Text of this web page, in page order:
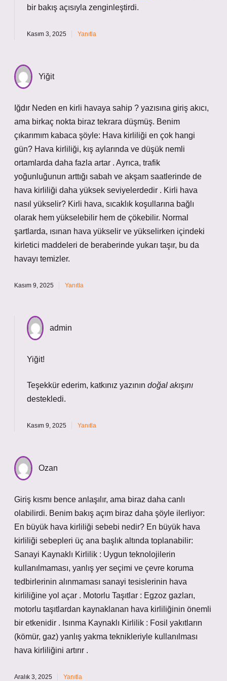
bir bakış açısıyla zenginleştirdi.
Kasım 3, 2025 Yanıtla
Iğdır Neden en kirli havaya sahip ? yazısına giriş akıcı,
ama birkaç nokta biraz tekrara düşmüş. Benim
çıkarımım kabaca şöyle: Hava kirliliği en çok hangi
gün? Hava kirliliği, kış aylarında ve düşük nemli
ortamlarda daha fazla artar . Ayrıca, trafik
yoğunluğunun arttığı sabah ve akşam saatlerinde de
hava kirliliği daha yüksek seviyelerdedir . Kirli hava
nasıl yükselir? Kirli hava, sıcaklık koşullarına bağlı
olarak hem yükselebilir hem de çökebilir. Normal
şartlarda, ısınan hava yükselir ve yükselirken içindeki
kirletici maddeleri de beraberinde yukarı taşır, bu da
havayı temizler.
Kasım 9, 2025 Yanıtla
Yiğit!
Teşekkür ederim, katkınız yazının doğal akışını
destekledi.
Kasım 9, 2025 Yanıtla
Giriş kısmı bence anlaşılır, ama biraz daha canlı
olabilirdi. Benim bakış açım biraz daha şöyle ilerliyor:
En büyük hava kirliliği sebebi nedir? En büyük hava
kirliliği sebepleri üç ana başlık altında toplanabilir:
Sanayi Kaynaklı Kirlilik : Uygun teknolojilerin
kullanılmaması, yanlış yer seçimi ve çevre koruma
tedbirlerinin alınmaması sanayi tesislerinin hava
kirliliğine yol açar . Motorlu Taşıtlar : Egzoz gazları,
motorlu taşıtlardan kaynaklanan hava kirliliğinin önemli
bir etkenidir . Isınma Kaynaklı Kirlilik : Fosil yakıtların
(kömür, gaz) yanlış yakma teknikleriyle kullanılması
hava kirliliğini artırır .
Aralık 3, 2025 Yanıtla